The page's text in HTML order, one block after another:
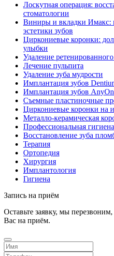
Лоскутная операция:
стоматологии
Виниры и вкладки Имакс:
эстетики зубов
Циркониевые коронки:
улыбки
Удаление
Лечение пульпита
Удаление зуба мудрости
Имплантация зубов
Имплантация зубов
Съемные пластиночные
Циркониевые коронки на
Металло-керамическая
Профессиональная
Восстановление зуба
Терапия
Ортопедия
Хирургия
Имплантология
Гигиена
Запись на приём
Оставьте заявку, мы
Вас на приём.